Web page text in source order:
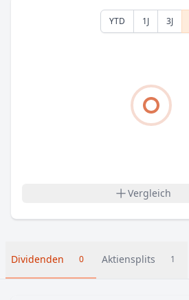
YTD 1J 3J
Vergleich
Dividenden 0 Aktiensplits 1